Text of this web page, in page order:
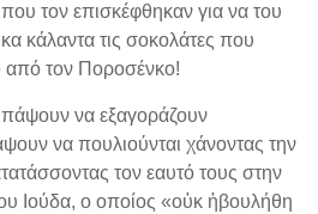
τον επισκέφθηκαν για να του
κάλαντα τις σοκολάτες που
από τον Ποροσένκο!
να εξαγοράζουν
να πουλιούνται χάνοντας την
τον εαυτό τους στην
Ιούδα, ο οποίος «οὐκ ἠβουλήθη